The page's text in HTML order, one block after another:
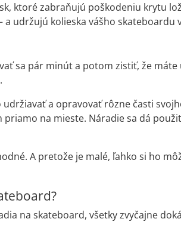
ktoré zabraňujú poškodeniu krytu
udržujú kolieska vášho skateboardu
sa pár minút a potom zistiť, že
a opravovať rôzne časti
na mieste. Náradie sa dá
A pretože je malé, ľahko si ho
na skateboard, všetky zvyčajne